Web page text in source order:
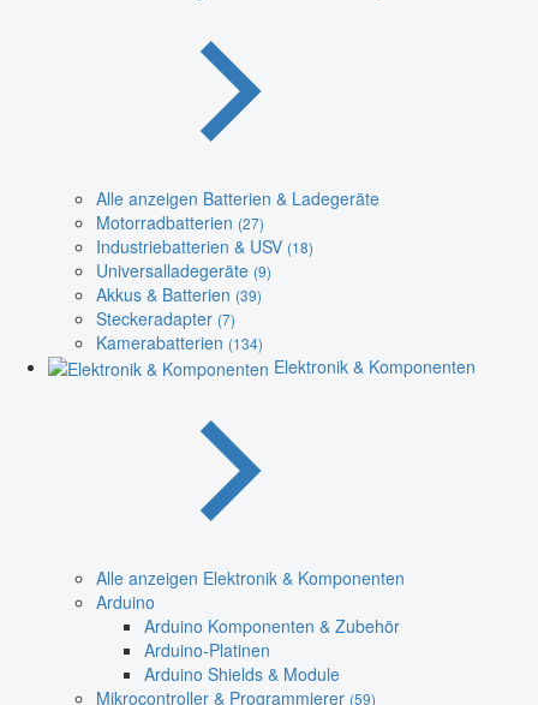
Alle anzeigen Batterien & Ladegeräte
Motorradbatterien (27)
Industriebatterien & USV (18)
Universalladegeräte (9)
Akkus & Batterien (39)
Steckeradapter (7)
Kamerabatterien (134)
Elektronik & Komponenten
Alle anzeigen Elektronik & Komponenten
Arduino
Arduino Komponenten & Zubehör
Arduino-Platinen
Arduino Shields & Module
Mikrocontroller & Programmierer (59)